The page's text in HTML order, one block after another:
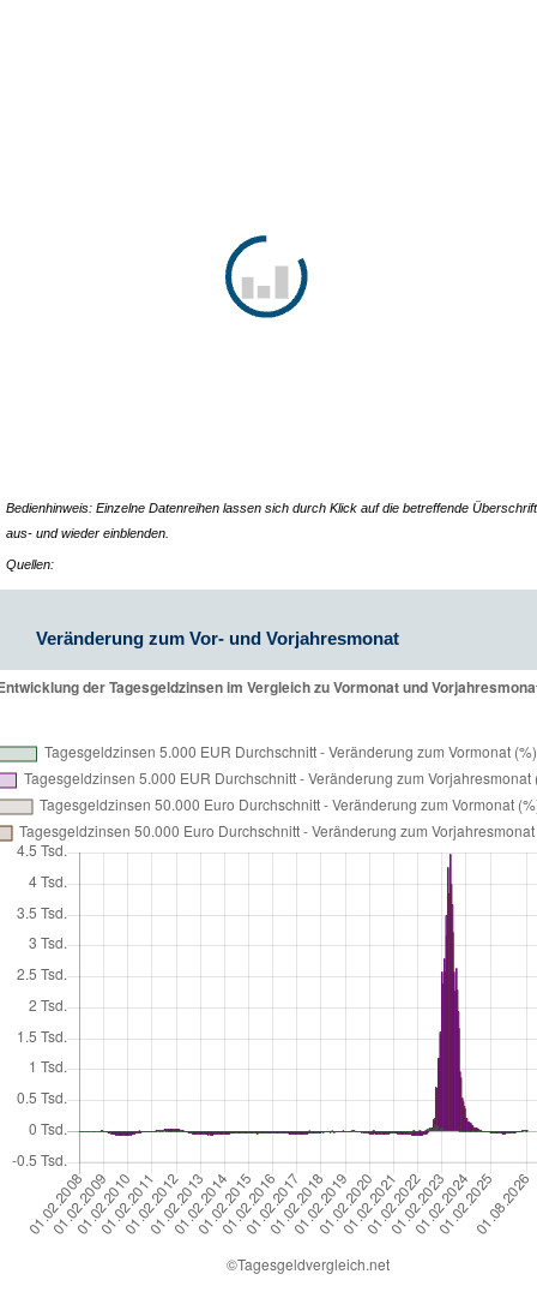
Bedienhinweis: Einzelne Datenreihen lassen sich durch Klick auf die betreffende Überschrift
aus- und wieder einblenden.
Quellen:
Veränderung zum Vor- und Vorjahresmonat